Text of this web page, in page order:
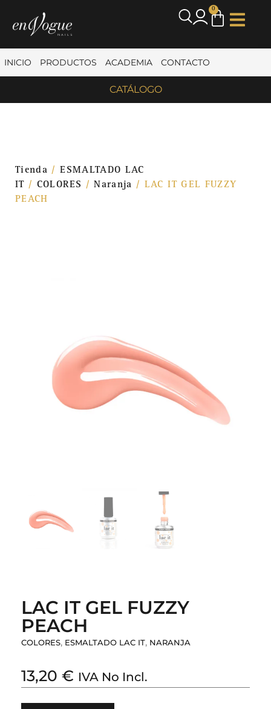
0
INICIO PRODUCTOS ACADEMIA CONTACTO
CATÁLOGO
Tienda /ESMALTADO LAC
IT / COLORES /Naranja / LAC IT GEL FUZZY
PEACH
LAC IT GEL FUZZY
PEACH
COLORES, ESMALTADO LAC IT, NARANJA
13,20 € IVA No Incl.